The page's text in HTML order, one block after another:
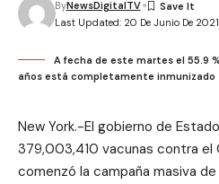
Last Updated: 20 De Junio De 2021
ByNewsDigitalTV
A fecha de este martes el 55.9
años está completamente inmunizado
New York.-El gobierno de
379,003,410 vacunas contra el
comenzó la campaña masiva